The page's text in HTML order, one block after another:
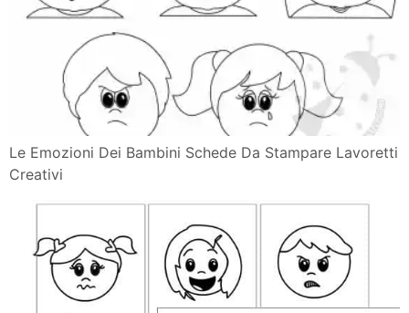
Le Emozioni Dei Bambini Schede Da Stampare Lavoretti
Creativi